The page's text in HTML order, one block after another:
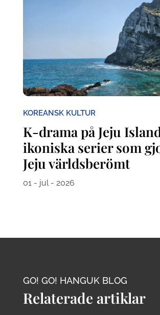
KOREANSK KULTUR
K-drama på Jeju
ikoniska serier som
Jeju världsberömt
01 - jul - 2026
GO! GO! HANGUK BLOG
Relaterade artiklar